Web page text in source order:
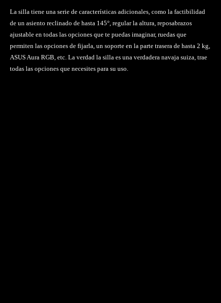
La silla tiene una serie de características adicionales, como la factibilidad
de un asiento reclinado de hasta 145°, regular la altura, reposabrazos
ajustable en todas las opciones que te puedas imaginar, ruedas que
permiten las opciones de fijarla, un soporte en la parte trasera de hasta 2 kg,
ASUS Aura RGB, etc. La verdad la silla es una verdadera navaja suiza, trae
todas las opciones que necesites para su uso.